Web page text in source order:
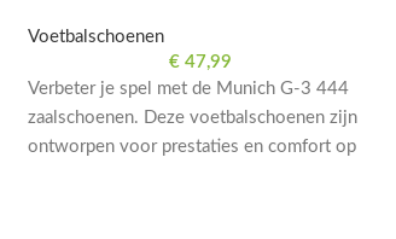
Voetbalschoenen
€47,99
Verbeter je spel met de Munich G-3 444
zaalschoenen. Deze voetbalschoenen zijn
ontworpen voor prestaties en comfort op